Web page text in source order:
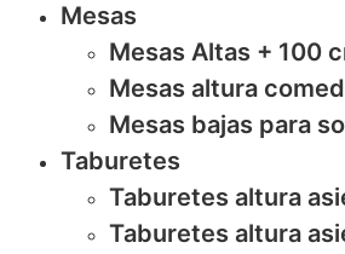
Mesas
Mesas Altas + 100
Mesas altura
Mesas bajas para
Taburetes
Taburetes altura
Taburetes altura